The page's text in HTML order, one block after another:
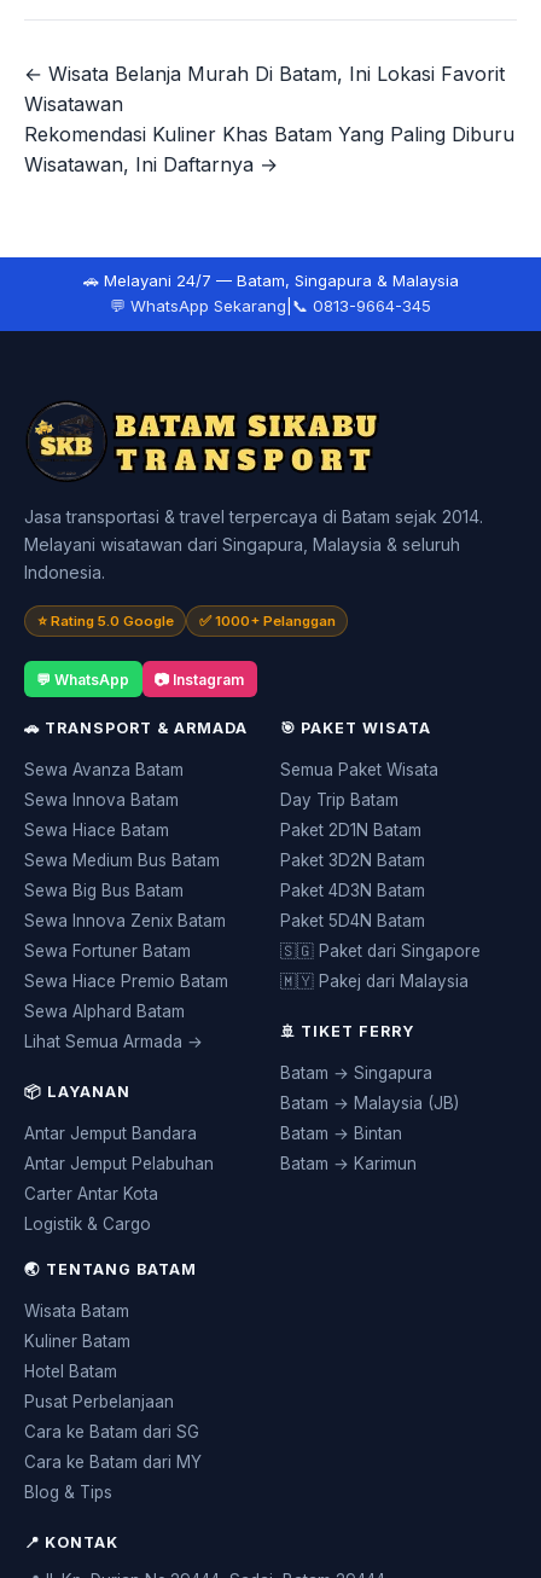
Navigasi
pos
← Wisata Belanja Murah Di Batam, Ini Lokasi Favorit
Wisatawan
Rekomendasi Kuliner Khas Batam Yang Paling Diburu
Wisatawan, Ini Daftarnya →
🚗 Melayani 24/7 — Batam, Singapura & Malaysia
💬 WhatsApp Sekarang 📞 0813-9664-345
Jasa transportasi & travel terpercaya di Batam sejak 2014.
Melayani wisatawan dari Singapura, Malaysia & seluruh
Indonesia.
⭐ Rating 5.0 Google ✅ 1000+ Pelanggan
💬 WhatsApp 📷 Instagram
🚗 TRANSPORT & ARMADA
Sewa Avanza Batam
Sewa Innova Batam
Sewa Hiace Batam
Sewa Medium Bus Batam
Sewa Big Bus Batam
Sewa Innova Zenix Batam
Sewa Fortuner Batam
Sewa Hiace Premio Batam
Sewa Alphard Batam
Lihat Semua Armada →
📦 LAYANAN
Antar Jemput Bandara
Antar Jemput Pelabuhan
Carter Antar Kota
Logistik & Cargo
🎯 PAKET WISATA
Semua Paket Wisata
Day Trip Batam
Paket 2D1N Batam
Paket 3D2N Batam
Paket 4D3N Batam
Paket 5D4N Batam
🇸🇬 Paket dari Singapore
🇲🇾 Pakej dari Malaysia
🚢 TIKET FERRY
Batam → Singapura
Batam → Malaysia (JB)
Batam → Bintan
Batam → Karimun
🌏 TENTANG BATAM
Wisata Batam
Kuliner Batam
Hotel Batam
Pusat Perbelanjaan
Cara ke Batam dari SG
Cara ke Batam dari MY
Blog & Tips
📍 KONTAK